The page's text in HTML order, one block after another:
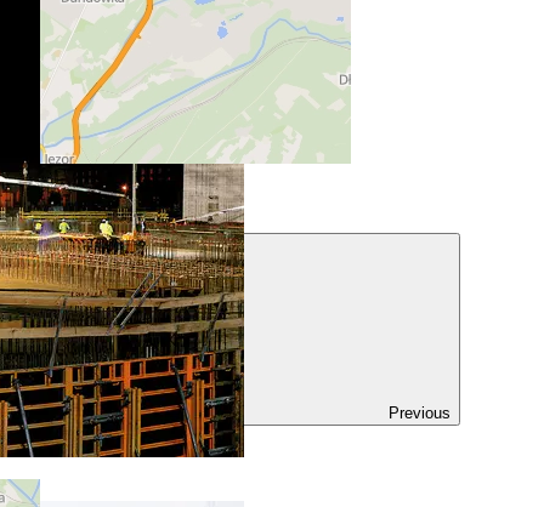
ul. Energetyków 15
Jaworzno (Polska)
Previous